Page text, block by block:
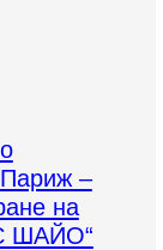
–
на
ШАЙО“